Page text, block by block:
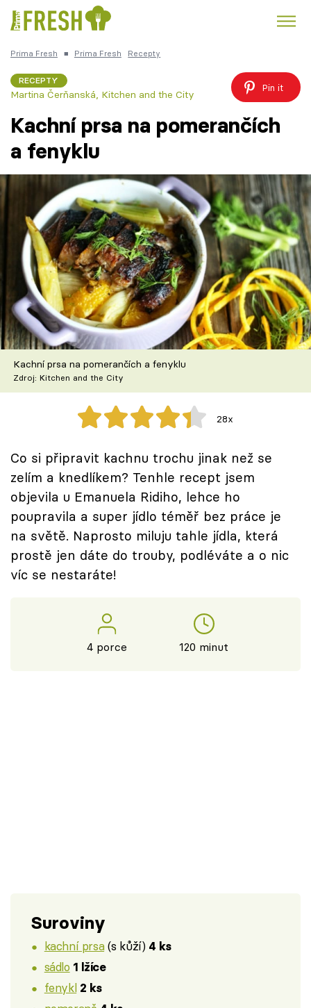
Česká kuchyně Čokoláda
Témata
Recepty
Články
TV Program
Škola vaření
Recepty z TV
Speciál: Cuketa
Těhotnej kuchař
Sledujte prima+
Přihlášení
Sledujte nás
Prima Fresh ■ Prima Fresh Recepty
RECEPTY
Martina Čerňanská Kitchen and the City
Pin it
Kachní prsa na pomerančích
a fenyklu
Kachní prsa na pomerančích a fenyklu
Zdroj: Kitchen and the City
28x
Co si připravit kachnu trochu jinak než se
zelím a knedlíkem? Tenhle recept jsem
objevila u Emanuela Ridiho, lehce ho
poupravila a super jídlo téměř bez práce je
na světě. Naprosto miluju tahle jídla, která
prostě jen dáte do trouby, podléváte a o nic
víc se nestaráte!
4 porce 120 minut
Suroviny
kachní prsa(s kůží) 4 ks
sádlo 1 lžíce
fenykl 2 ks